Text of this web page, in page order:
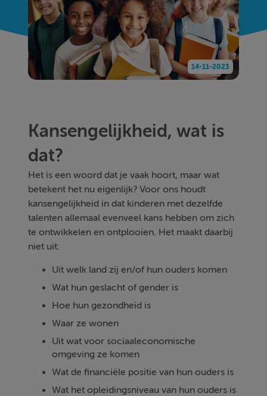
14-11-2023
Kansengelijkheid, wat is
dat?
Het is een woord dat je vaak hoort, maar wat
betekent het nu eigenlijk? Voor ons houdt
kansengelijkheid in dat kinderen met dezelfde
talenten allemaal evenveel kans hebben om zich
te ontwikkelen en ontplooien. Het maakt daarbij
niet uit:
Uit welk land zij en/of hun ouders komen
Wat hun geslacht of gender is
Hoe hun gezondheid is
Waar ze wonen
Uit wat voor sociaaleconomische
omgeving ze komen
Wat de financiële positie van hun ouders is
Wat het opleidingsniveau van hun ouders is